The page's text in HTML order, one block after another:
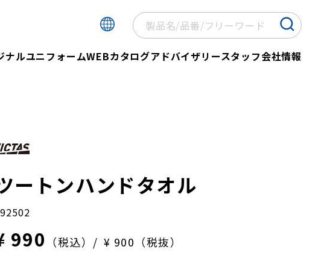
ナルユニフォームWEBカタログアドバイザリースタッフ会社情報
ートンハンドタオル
990 （税込） ¥ 900（税抜）